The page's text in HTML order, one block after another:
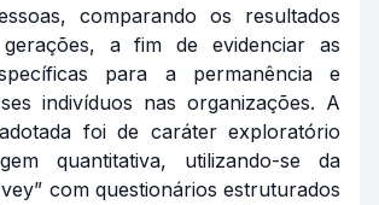
comparando os resultados
a fim de evidenciar as
para a permanência e
indivíduos nas organizações. A
foi de caráter exploratório
quantitativa, utilizando-se da
com questionários estruturados